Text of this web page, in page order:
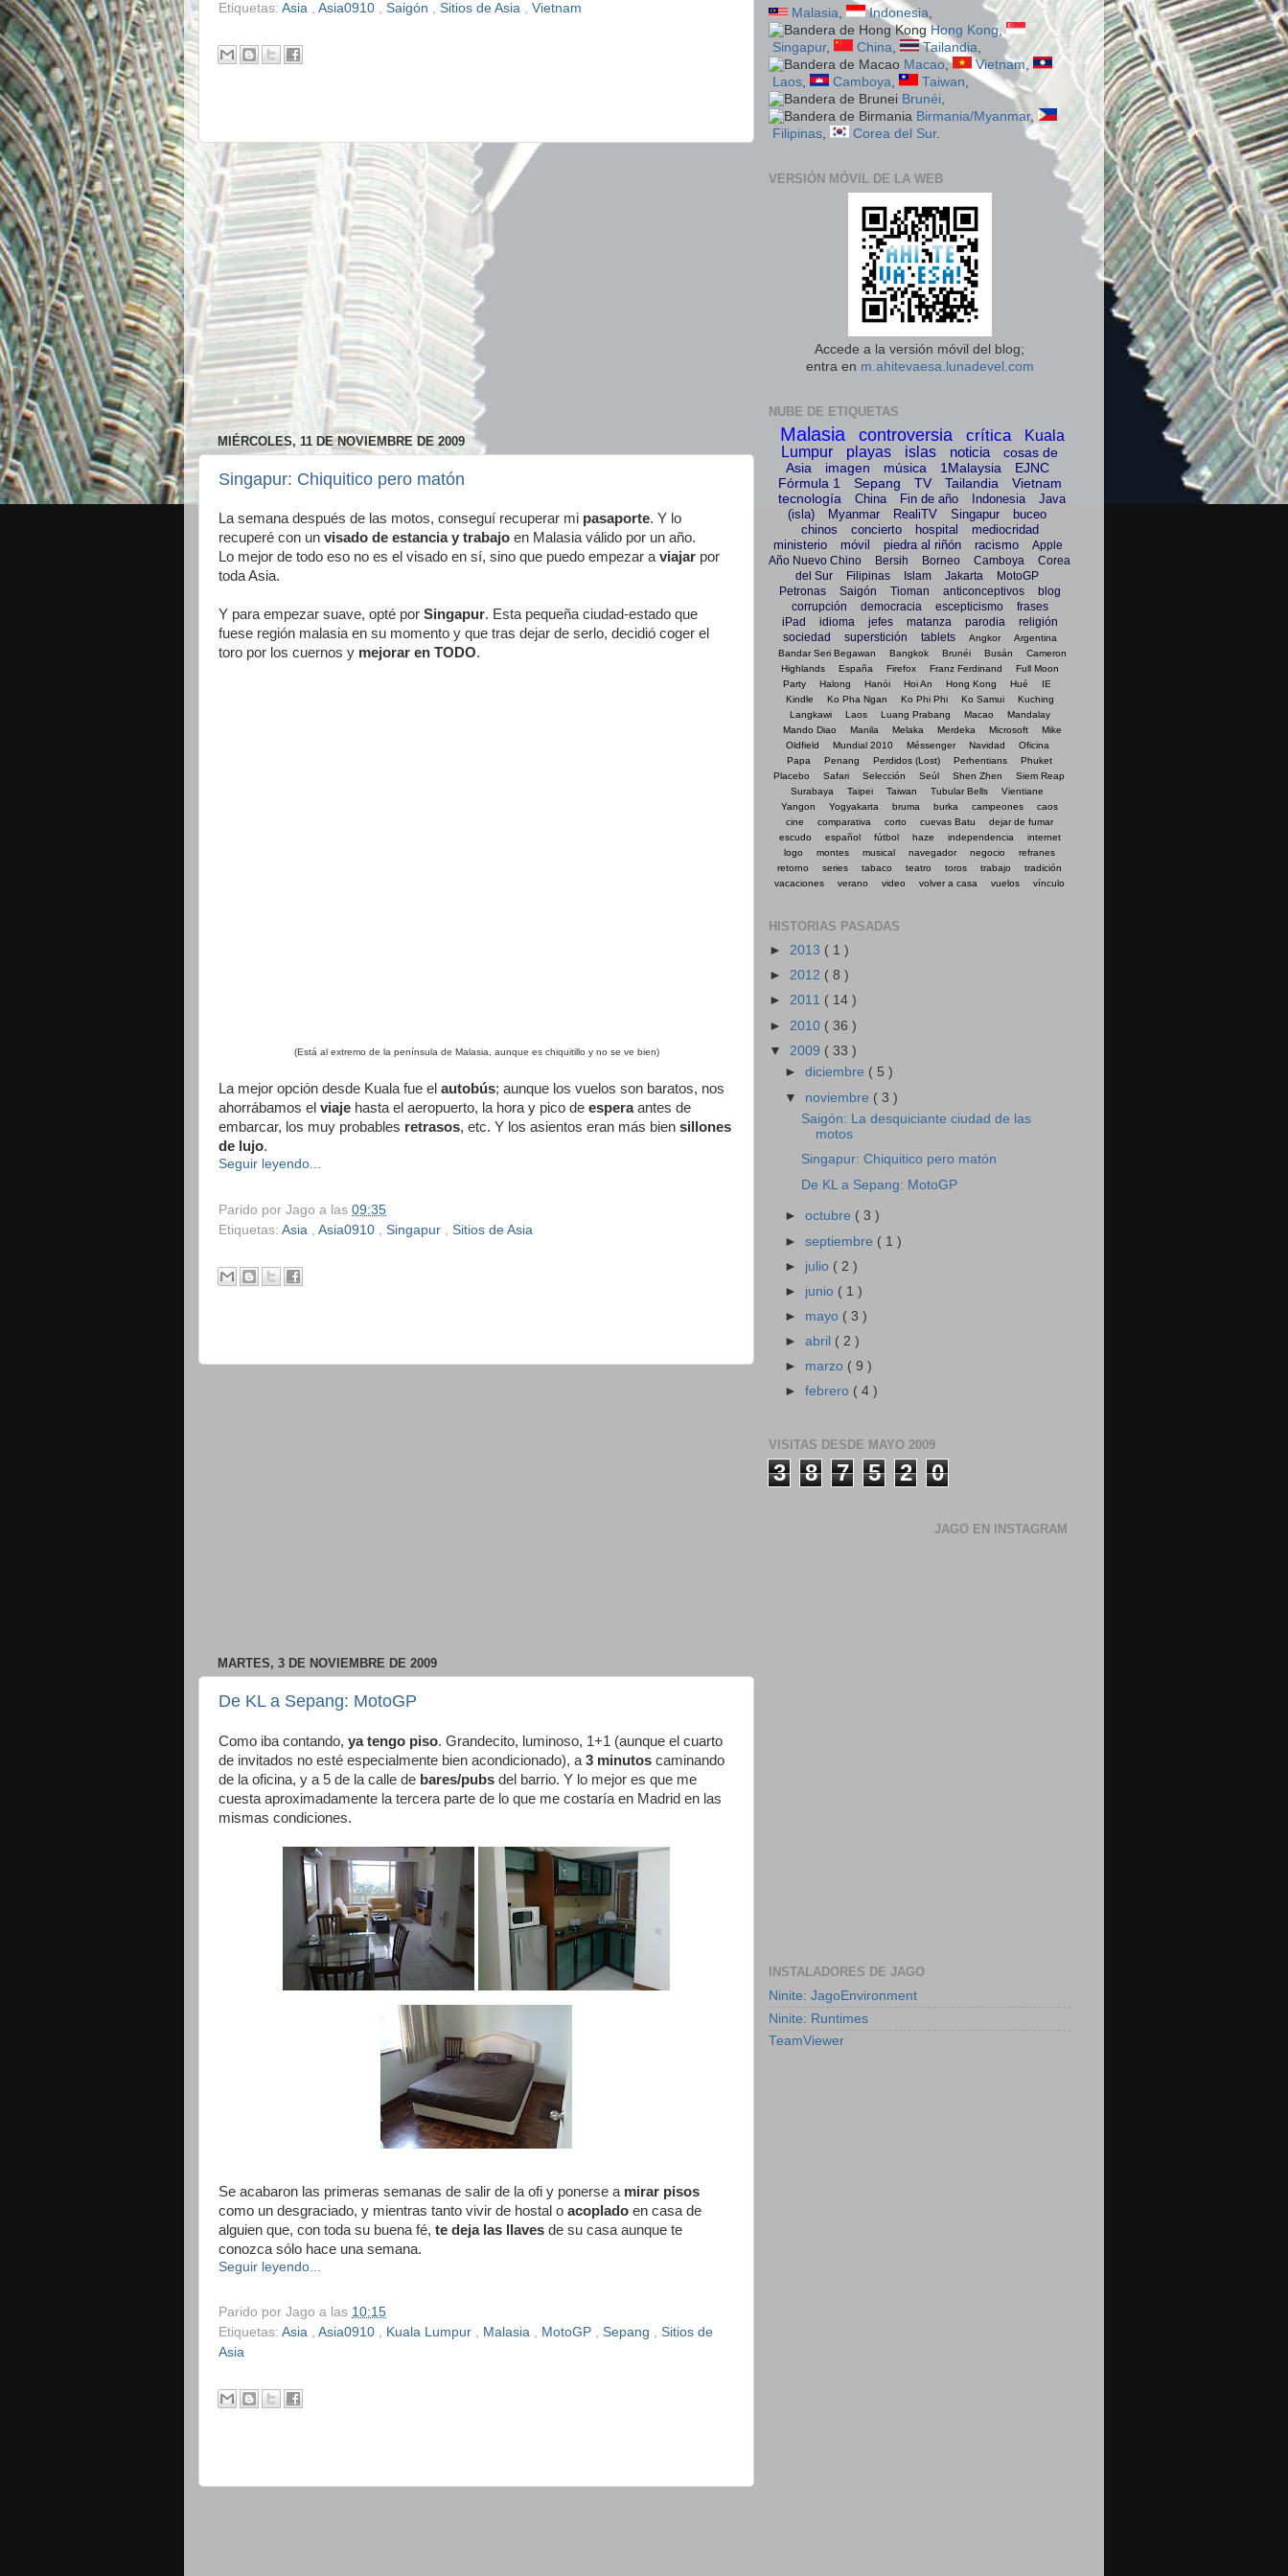
Etiquetas: Asia Asia0910 Saigón Sitios de Asia Vietnam
MIÉRCOLES, 11 DE NOVIEMBRE DE 2009
Singapur: Chiquitico pero matón
La semana después de las motos, conseguí recuperar mi pasaporte. Y lo
recuperé con un visado de estancia y trabajo en Malasia válido por un año.
Lo mejor de todo eso no es el visado en sí, sino que puedo empezar aviajar por
toda Asia.
Y para empezar suave, opté por Singapur. Esta pequeña ciudad-estado que
fuese región malasia en su momento y que tras dejar de serlo, decidió coger el
toro por los cuernos y mejorar en TODO.
(Está al extremo de la península de Malasia, aunque es chiquitillo y no se ve bien)
La mejor opción desde Kuala fue el autobús; aunque los vuelos son baratos, nos
ahorrábamos el viaje hasta el aeropuerto, la hora y pico de esperaantes de
embarcar, los muy probables retrasos, etc. Y los asientos eran más bien sillones
de lujo.
Seguir leyendo...
Parido por Jago a las 09:35
Etiquetas: Asia , Asia0910 , Singapur , Sitios de Asia
MARTES, 3 DE NOVIEMBRE DE 2009
De KL a Sepang: MotoGP
Como iba contando, ya tengo piso. Grandecito, luminoso, 1+1 (aunque el cuarto
de invitados no esté especialmente bien acondicionado), a 3 minutos caminando
de la oficina, y a 5 de la calle de bares/pubs del barrio. Y lo mejor es que me
cuesta aproximadamente la tercera parte de lo que me costaría en Madrid en las
mismas condiciones.
Se acabaron las primeras semanas de salir de la ofi y ponerse a mirar pisos
como un desgraciado, y mientras tanto vivir de hostal o acoplado en casa de
alguien que, con toda su buena fé, te deja las llaves de su casa aunque te
conozca sólo hace una semana.
Seguir leyendo...
Parido por Jago a las 10:15
Etiquetas: Asia , Asia0910 , Kuala Lumpur , Malasia , MotoGP , Sepang , Sitios de
Asia
Malasia, Indonesia,
Hong Kong,
Singapur, China, Tailandia,
Macao, Vietnam,
Laos, Camboya, Taiwan,
Brunéi,
Birmania/Myanmar,
Filipinas, Corea del Sur.
VERSIÓN MÓVIL DE LA WEB
Accede a la versión móvil del blog;
entra en m.ahitevaesa.lunadevel.com
NUBE DE ETIQUETAS
Malasia controversia crítica
Kuala
Lumpur
playas islas noticia
cosas de
Asia
imagen música 1Malaysia
EJNC
Fórmula 1
Sepang TV Tailandia
Vietnam
tecnología
China Fin de año Indonesia
Java
(isla)
Myanmar RealiTV Singapur
buceo
chinos
concierto hospital
mediocridad
ministerio
móvil piedra al riñón racismo
Apple
Año Nuevo Chino
Bersih Borneo Camboya
Corea
del Sur
Filipinas Islam Jakarta
MotoGP
Petronas
Saigón Tioman anticonceptivos
blog
corrupción
democracia escepticismo
frases
iPad
idioma jefes matanza parodia
religión
sociedad
superstición tablets Angkor
Argentina
Bandar Seri Begawan
Bangkok Brunéi Busán
Cameron
Highlands
España Firefox Franz Ferdinand
Full Moon
Party
Halong Hanói Hoi An Hong Kong Hué
IE
Kindle
Ko Pha Ngan Ko Phi Phi Ko Samui
Kuching
Langkawi
Laos Luang Prabang Macao
Mandalay
Mando Diao
Manila Melaka Merdeka Microsoft
Mike
Oldfield
Mundial 2010 Méssenger Navidad
Oficina
Papa
Penang Perdidos (Lost) Perhentians
Phuket
Placebo
Safari Selección Seúl Shen Zhen
Siem Reap
Surabaya
Taipei Taiwan Tubular Bells
Vientiane
Yangon
Yogyakarta bruma burka campeones
caos
cine
comparativa corto cuevas Batu
dejar de fumar
escudo
español fútbol haze independencia
internet
logo
montes musical navegador negocio
refranes
retorno
series tabaco teatro toros trabajo
tradición
vacaciones
verano video volver a casa vuelos vínculo
HISTORIAS PASADAS
► 2013 ( 1 )
► 2012 ( 8 )
► 2011 ( 14 )
► 2010 ( 36 )
▼ 2009 ( 33 )
►diciembre ( 5 )
▼ noviembre ( 3 )
Saigón: La desquiciante ciudad de las
motos
Singapur: Chiquitico pero matón
De KL a Sepang: MotoGP
►octubre ( 3 )
►septiembre ( 1 )
► julio ( 2 )
► junio ( 1 )
► mayo ( 3 )
►abril ( 2 )
► marzo ( 9 )
►febrero ( 4 )
VISITAS DESDE MAYO 2009
3 8 7 5 2 0
JAGO EN INSTAGRAM
INSTALADORES DE JAGO
Ninite: JagoEnvironment
Ninite: Runtimes
TeamViewer